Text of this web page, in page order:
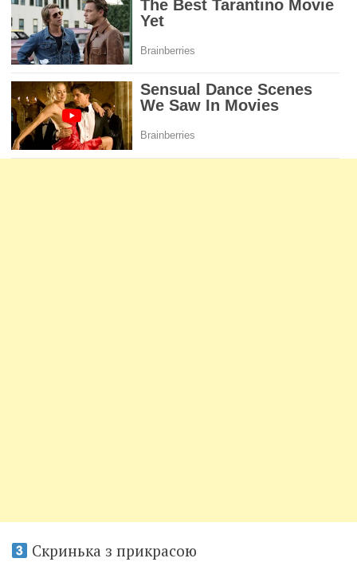
Скринька з прикрасою